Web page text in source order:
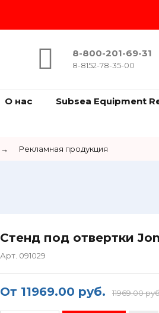
8-800-201-69-31
8-8152-78-35-00
О нас Subsea Equipment
→ Рекламная продукция
Стенд под отвертки
Арт. 091029
От 11969.00 руб. 11969.00